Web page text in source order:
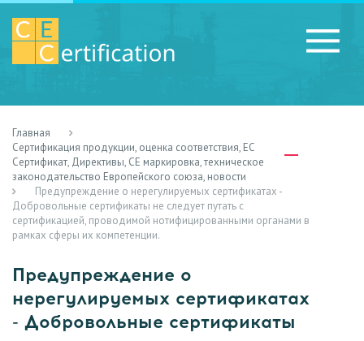
Главная
Сертификация продукции, оценка соответствия, ЕС
Сертификат, Директивы, СЕ маркировка, техническое
законодательство Европейского союза, новости
Предупреждение о нерегулируемых сертификатах -
Добровольные сертификаты не следует путать с
сертификацией, проводимой нотифицированными органами в
рамках сферы их компетенции.
Предупреждение о
нерегулируемых сертификатах
- Добровольные сертификаты